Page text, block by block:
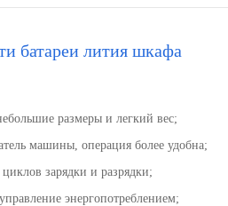
батареи лития шкафа
размеры и легкий вес;
машины, операция более удобна;
зарядки и разрядки;
энергопотреблением;